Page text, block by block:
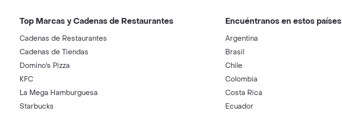
Top Marcas y Cadenas de Restaurantes
Cadenas de Restaurantes
Cadenas de Tiendas
Domino's Pizza
KFC
La Mega Hamburguesa
Starbucks
Encuéntranos en estos países
Argentina
Brasil
Chile
Colombia
Costa Rica
Ecuador